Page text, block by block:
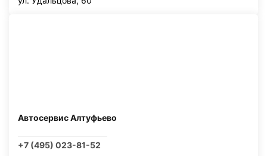
Автосервис Алтуфьево
+7 (495) 023-81-52